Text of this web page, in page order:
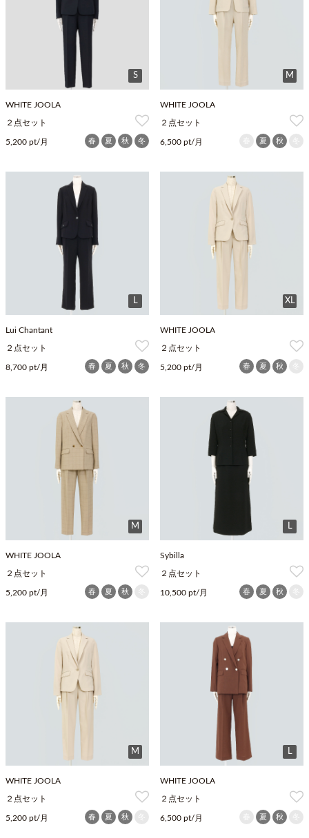
S
WHITE JOOLA
２点セット
5,200 pt/月 春 夏 秋 冬
M
WHITE JOOLA
２点セット
6,500 pt/月 夏 秋
L
Lui Chantant
２点セット
8,700 pt/月 春 夏 秋 冬
XL
WHITE JOOLA
２点セット
5,200 pt/月 春 夏 秋
M
WHITE JOOLA
２点セット
5,200 pt/月 春 夏 秋
L
Sybilla
２点セット
10,500 pt/月 春 夏 秋
M
WHITE JOOLA
２点セット
5,200 pt/月 春 夏 秋
L
WHITE JOOLA
２点セット
6,500 pt/月 夏 秋